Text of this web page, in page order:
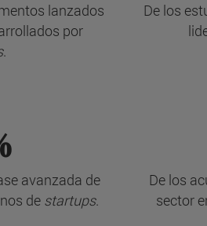
lanzados
por
.
De los
avanzada de
de startups.
De los
sector